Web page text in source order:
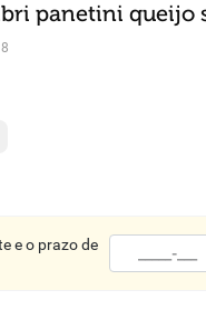
panetini queijo
e o prazo de